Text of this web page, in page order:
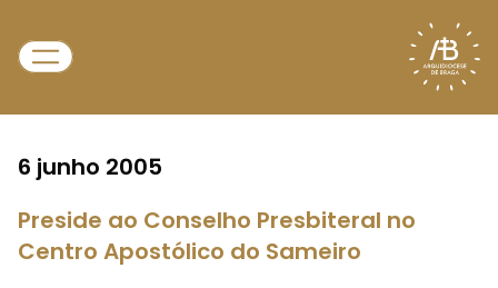
6 junho 2005
Preside ao Conselho Presbiteral no
Centro Apostólico do Sameiro